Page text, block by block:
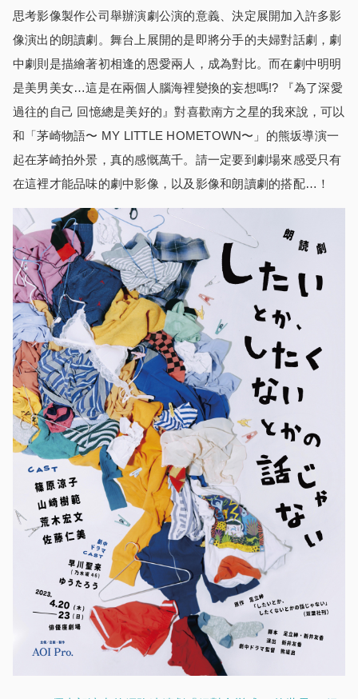
思考影像製作公司舉辦演劇公演的意義、決定展開加入許多影
像演出的朗讀劇。舞台上展開的是即將分手的夫婦對話劇，劇
中劇則是描繪著初相逢的恩愛兩人，成為對比。而在劇中明明
是美男美女…這是在兩個人腦海裡變換的妄想嗎!? 『為了深愛
過往的自己 回憶總是美好的』對喜歡南方之星的我來說，可以
和「茅崎物語〜 MY LITTLE HOMETOWN〜」的熊坂導演一
起在茅崎拍外景，真的感慨萬千。請一定要到劇場來感受只有
在這裡才能品味的劇中影像，以及影像和朗讀劇的搭配…！